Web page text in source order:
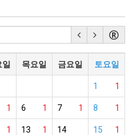
목요일 금요일 토요일
1
1
1 1
6 1
7 1
8
1 1
13 14 1
15